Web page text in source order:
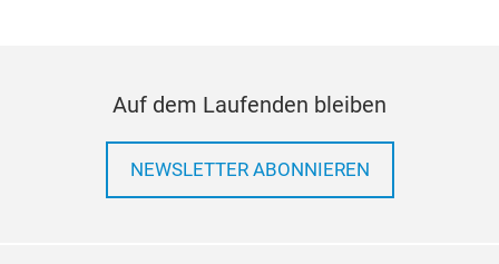
Auf dem Laufenden bleiben
NEWSLETTER ABONNIEREN